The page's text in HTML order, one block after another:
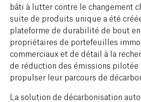
bâti à lutter contre le changement
suite de produits unique a été
plateforme de durabilité de bout
propriétaires de portefeuilles
commerciaux et de détail à la
de réduction des émissions pilotée
propulser leur parcours de
La solution de décarbonisation